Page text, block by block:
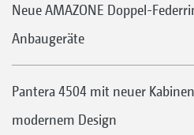
Neue AMAZONE Doppel-
Anbaugeräte
Pantera 4504 mit neuer
modernem Design